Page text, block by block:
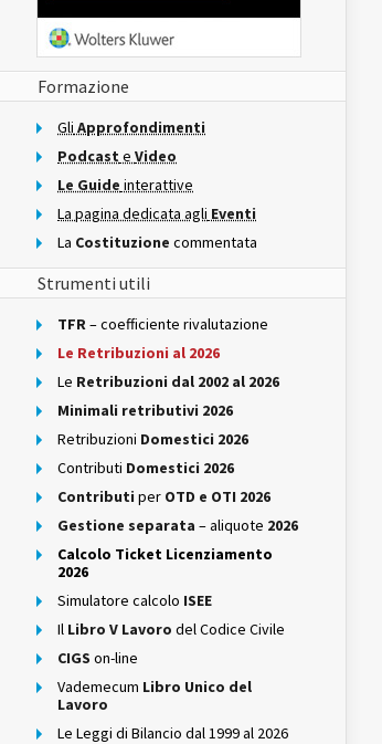
Formazione
Gli Approfondimenti
Podcast e Video
Le Guide interattive
La pagina dedicata agli Eventi
La Costituzione commentata
Strumenti utili
TFR– coefficiente rivalutazione
Le Retribuzioni al 2026
Le Retribuzioni dal 2002 al 2026
Minimali retributivi 2026
Retribuzioni Domestici 2026
Contributi Domestici 2026
Contributi per OTD e OTI 2026
Gestione separata – aliquote 2026
Calcolo Ticket Licenziamento
2026
Simulatore calcolo ISEE
Il Libro V Lavoro del Codice Civile
CIGS on-line
Vademecum Libro Unico del
Lavoro
Le Leggi di Bilancio dal 1999 al 2026